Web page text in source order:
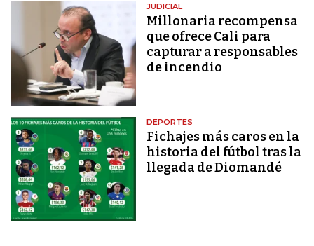
JUDICIAL
Millonaria recompensa
que ofrece Cali para
capturar a responsables
de incendio
DEPORTES
Fichajes más caros en la
historia del fútbol tras la
llegada de Diomandé